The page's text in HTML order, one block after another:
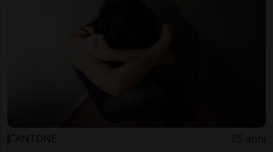
CANTONE 5 anni